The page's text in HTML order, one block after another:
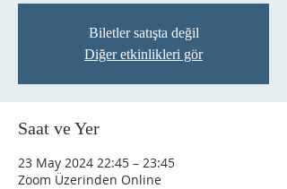
Biletler satışta değil
Diğer etkinlikleri gör
Saat ve Yer
23 May 2024 22:45 – 23:45
Zoom Üzerinden Online